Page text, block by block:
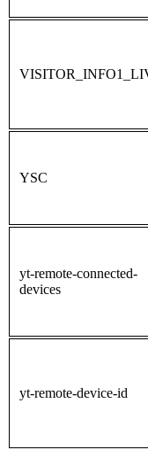
YSC
yt-remote-connected-
devices
yt-remote-device-id